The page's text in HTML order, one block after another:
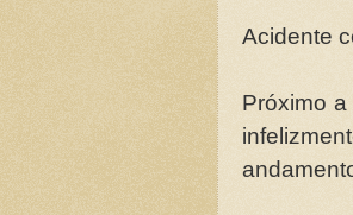
Acidente
Próximo